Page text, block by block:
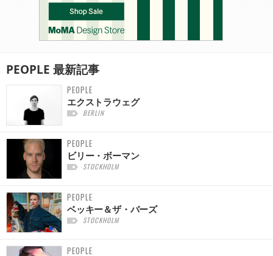
PEOPLE 最新記事
PEOPLE
エクストラウェグ
BERLIN
PEOPLE
ビリー・ボーマン
STOCKHOLM
PEOPLE
ベッキー＆ザ・バーズ
STOCKHOLM
PEOPLE